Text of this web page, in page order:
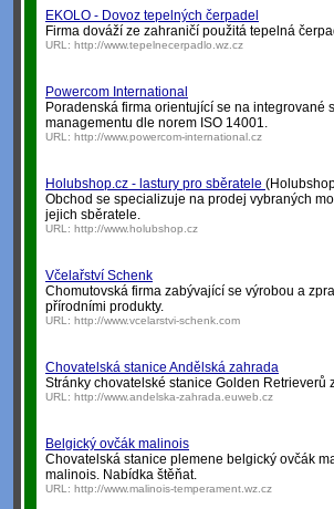
EKOLO - Dovoz tepelných čerpadel
Firma dováží ze zahraničí použitá tepelná
URL: http://www.tepelnecerpadlo.wz.cz
Powercom International
Poradenská firma orientující se na
managementu dle norem ISO 14001.
URL: http://www.powercom-international.cz
Holubshop.cz - lastury pro sběratele
Obchod se specializuje na prodej vybraných
jejich sběratele.
URL: http://www.holubshop.cz
Včelařství Schenk
Chomutovská firma zabývající se výrobou a
přírodními produkty.
URL: http://www.vcelarstvi-schenk.com
Chovatelská stanice Andělská zahrada
Stránky chovatelské stanice Golden Retrieverů
URL: http://www.andelska-zahrada.euweb.cz
Belgický ovčák malinois
Chovatelská stanice plemene belgický ovčák
malinois. Nabídka štěňat.
URL: http://www.malinois-temperament.wz.cz